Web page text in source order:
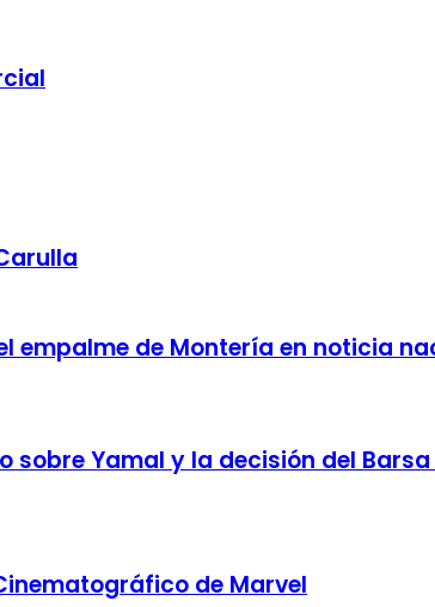
empalme de Montería en noticia
sobre Yamal y la decisión del
de Marvel